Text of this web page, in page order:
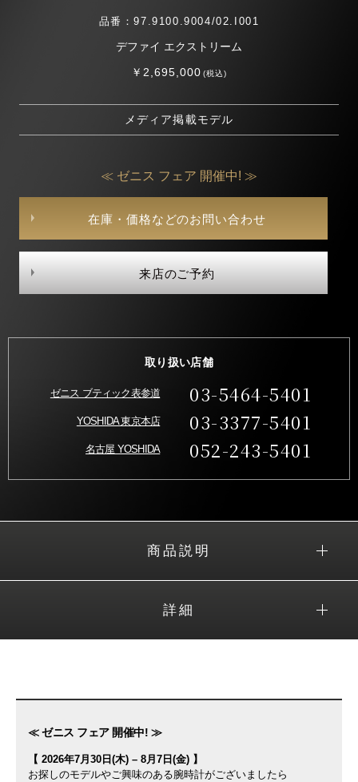
品番：97.9100.9004/02.I001
デファイ エクストリーム
￥2,695,000(税込)
メディア掲載モデル
≪ ゼニス フェア 開催中! ≫
在庫・価格などのお問い合わせ
来店のご予約
取り扱い店舗
ゼニス ブティック表参道 03-5464-5401
YOSHIDA 東京本店 03-3377-5401
名古屋 YOSHIDA 052-243-5401
商品説明
詳細
≪ ゼニス フェア 開催中! ≫
【 2026年7月30日(木) – 8月7日(金) 】
お探しのモデルやご興味のある腕時計がございましたら